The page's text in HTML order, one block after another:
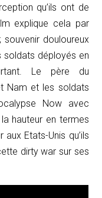
qu’ils ont de
explique cela par
douloureux
soldats déployés en
Le père du
Nam et les soldats
Nowavec
hauteur en termes
aux Etats-Unis qu’ils
dirty war sur ses